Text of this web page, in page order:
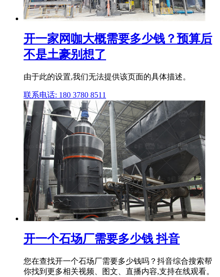
开一家网咖大概需要多少钱？预算后
不是土豪别想了
由于此的设置,我们无法提供该页面的具体描述。
联系电话: 180 3780 8511
开一个石场厂需要多少钱 抖音
您在查找开一个石场厂需要多少钱吗？抖音综合搜索帮
你找到更多相关视频、图文、直播内容,支持在线观看。